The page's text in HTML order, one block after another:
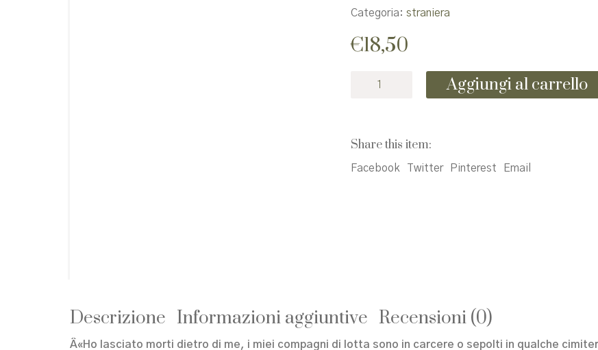
Categoria: straniera
€18,50
Aggiungi al carrello
Share this item:
Facebook Twitter Pinterest Email
Descrizione Informazioni aggiuntive Recensioni (0)
Â«Ho lasciato morti dietro di me, i miei compagni di lotta sono in carcere o sepolti in qualche